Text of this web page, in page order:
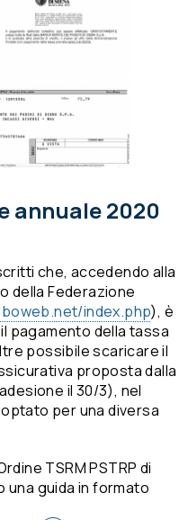
annuale 2020
che, accedendo alla
della Federazione
index.php), è
pagamento della tassa
possibile scaricare il
proposta dalla
il 30/3), nel
per una diversa
TSRM PSTRP di
una guida in formato